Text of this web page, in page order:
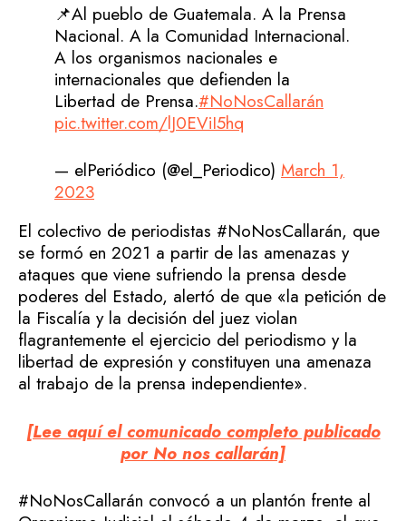
📌Al pueblo de Guatemala. A la Prensa
Nacional. A la Comunidad Internacional.
A los organismos nacionales e
internacionales que defienden la
Libertad de Prensa.#NoNosCallarán
pic.twitter.com/lJ0EViI5hq
— elPeriódico (@el_Periodico) March 1,
2023
El colectivo de periodistas #NoNosCallarán, que
se formó en 2021 a partir de las amenazas y
ataques que viene sufriendo la prensa desde
poderes del Estado, alertó de que «la petición de
la Fiscalía y la decisión del juez violan
flagrantemente el ejercicio del periodismo y la
libertad de expresión y constituyen una amenaza
al trabajo de la prensa independiente».
[Lee aquí el comunicado completo publicado
por No nos callarán]
#NoNosCallarán convocó a un plantón frente al